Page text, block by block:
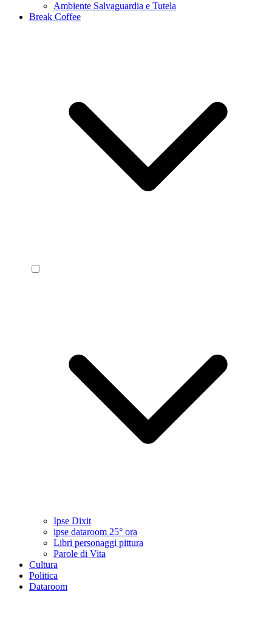
Ambiente Salvaguardia e Tutela
Break Coffee
Ipse Dixit
ipse dataroom 25° ora
Libri personaggi pittura
Parole di Vita
Cultura
Politica
Dataroom